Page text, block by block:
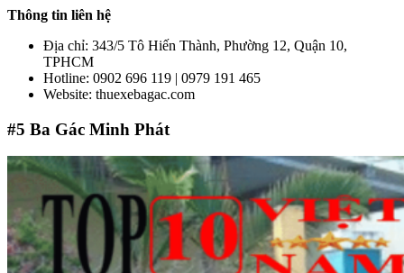
Thông tin liên hệ
Địa chỉ: 343/5 Tô Hiến Thành, Phường 12, Quận 10,
TPHCM
Hotline: 0902 696 119 | 0979 191 465
Website: thuexebagac.com
#5 Ba Gác Minh Phát